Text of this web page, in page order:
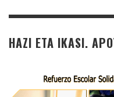
HAZI ETA IKASI.